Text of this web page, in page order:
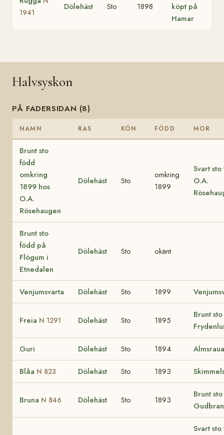
1941
Dölehäst Sto 1898
köpt på
Hamar
Halvsyskon
PÅ FADERSIDAN (8)
NAMN RAS KÖN FÖDD MOR
Brunt sto
född
omkring
1899 hos
O.A.
Rösehaugen
Dölehäst Sto
omkring
1899
Svart
O.A.
Brunt sto
född på
Flögum i
Etnedalen
Dölehäst Sto okänt
Venjumsvarta Dölehäst Sto 1899
Freia N 1291 Dölehäst Sto 1895
Brunt
Guri Dölehäst Sto 1894 Almsraua
Blåa N 823 Dölehäst Sto 1893
Bruna N 846 Dölehäst Sto 1893
Brunt
Svart